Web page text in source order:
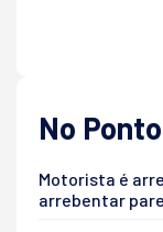
No Ponto
Motorista é
arrebentar